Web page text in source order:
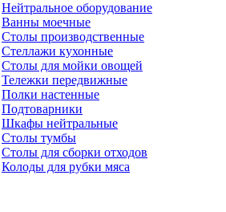
Нейтральное оборудование
Ванны моечные
Столы производственные
Стеллажи кухонные
Столы для мойки овощей
Тележки передвижные
Полки настенные
Подтоварники
Шкафы нейтральные
Столы тумбы
Столы для сборки отходов
Колоды для рубки мяса